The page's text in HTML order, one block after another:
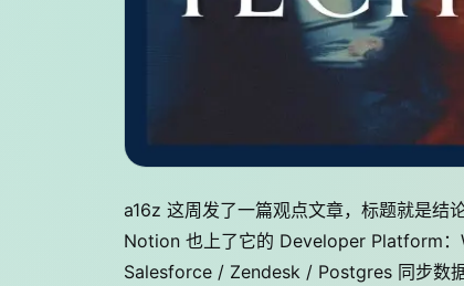
a16z 这周发了一篇观点文章，标题就是结
Notion 也上了它的 Developer Platform
Salesforce / Zendesk / Postgres 同步数